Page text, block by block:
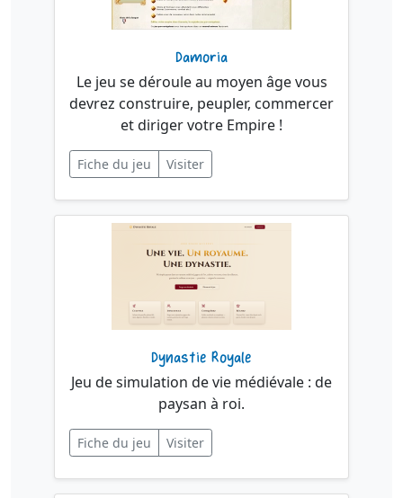
Damoria
Le jeu se déroule au moyen âge vous
devrez construire, peupler, commercer
et diriger votre Empire !
Fiche du jeu Visiter
Dynastie Royale
Jeu de simulation de vie médiévale : de
paysan à roi.
Fiche du jeu Visiter